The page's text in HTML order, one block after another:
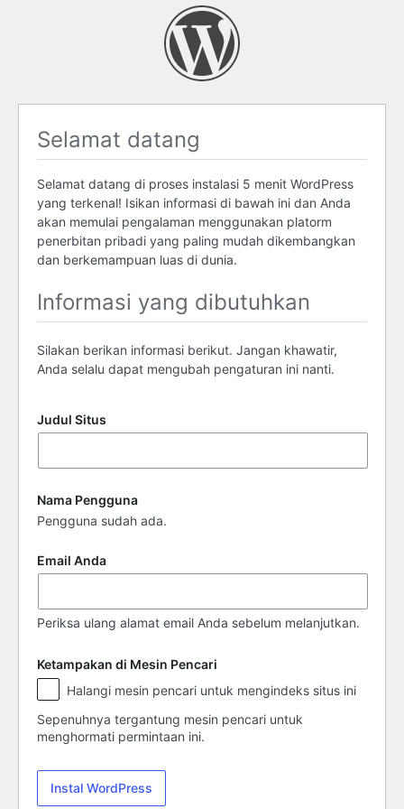
Selamat datang
Selamat datang di proses instalasi 5 menit WordPress
yang terkenal! Isikan informasi di bawah ini dan Anda
akan memulai pengalaman menggunakan platorm
penerbitan pribadi yang paling mudah dikembangkan
dan berkemampuan luas di dunia.
Informasi yang dibutuhkan
Silakan berikan informasi berikut. Jangan khawatir,
Anda selalu dapat mengubah pengaturan ini nanti.
Judul Situs
Nama Pengguna
Pengguna sudah ada.
Email Anda
Periksa ulang alamat email Anda sebelum melanjutkan.
Ketampakan di Mesin Pencari
Ketampakan
di
Mesin
Pencari
Halangi mesin pencari untuk mengindeks situs ini
Sepenuhnya tergantung mesin pencari untuk
menghormati permintaan ini.